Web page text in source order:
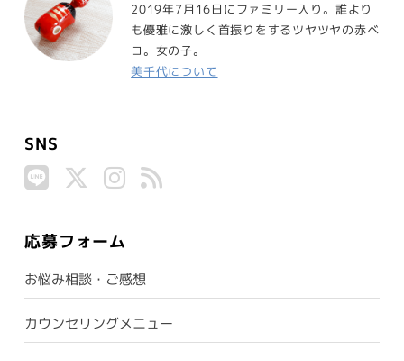
2019年7月16日にファミリー入り。誰より
も優雅に激しく首振りをするツヤツヤの赤ベ
コ。女の子。
美千代について
SNS
応募フォーム
お悩み相談・ご感想
カウンセリングメニュー